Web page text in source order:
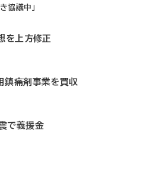
協議中」
を上方修正
鎮痛剤事業を買収
で義援金